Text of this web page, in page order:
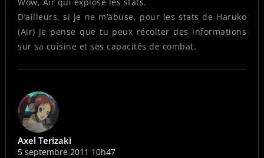
D’ailleurs, si je ne m’abuse, pour les stats de Haruko
(Air) je pense que tu peux récolter des informations
sur sa cuisine et ses capacités de combat.
Axel Terizaki
5 septembre 2011 10h47